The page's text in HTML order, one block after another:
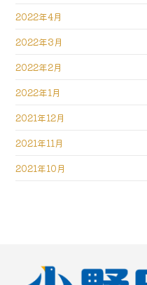
2022年4月
2022年3月
2022年2月
2022年1月
2021年12月
2021年11月
2021年10月